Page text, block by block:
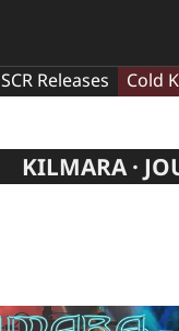
SCR Releases
Cold
KILMARA ·